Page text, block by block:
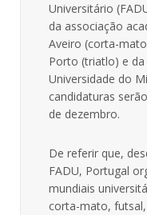
Universitário
da associação
Aveiro (corta-
Porto (triatlo) e
Universidade do
candidaturas
de dezembro.
De referir que,
FADU, Portugal
mundiais
corta-mato,